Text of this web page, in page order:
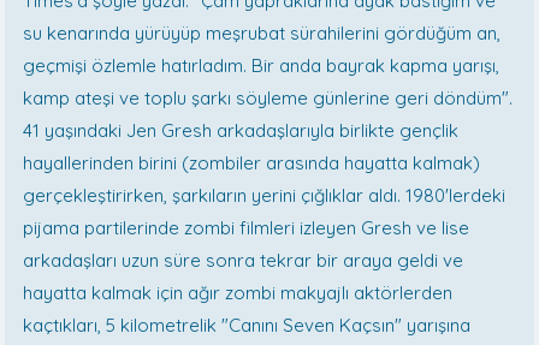
su kenarında yürüyüp meşrubat sürahilerini gördüğüm an,
geçmişi özlemle hatırladım. Bir anda bayrak kapma yarışı,
kamp ateşi ve toplu şarkı söyleme günlerine geri döndüm".
41 yaşındaki Jen Gresh arkadaşlarıyla birlikte gençlik
hayallerinden birini (zombiler arasında hayatta kalmak)
gerçekleştirirken, şarkıların yerini çığlıklar aldı. 1980'lerdeki
pijama partilerinde zombi filmleri izleyen Gresh ve lise
arkadaşları uzun süre sonra tekrar bir araya geldi ve
hayatta kalmak için ağır zombi makyajlı aktörlerden
kaçtıkları, 5 kilometrelik "Canını Seven Kaçsın" yarışına